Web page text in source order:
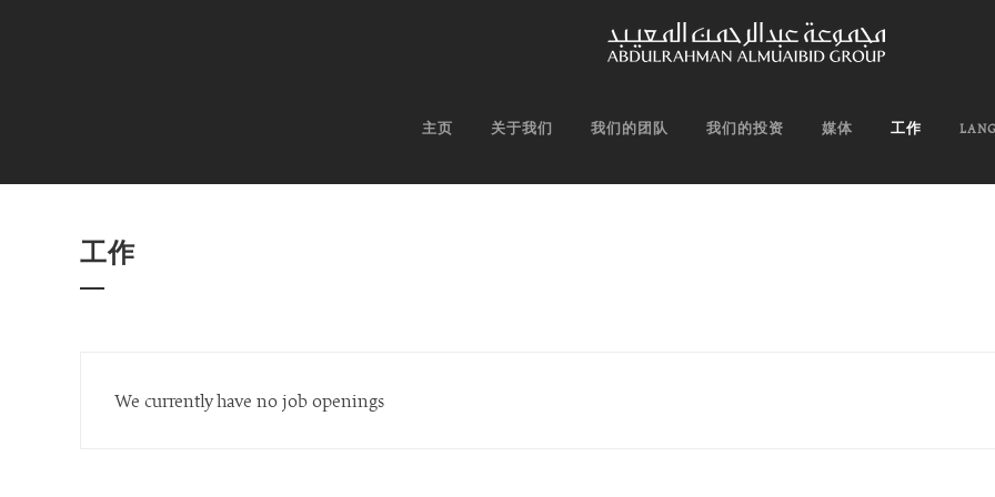
主页 关于我们 我们的团队 我们的投资 媒体 工作
工作
We currently have no job openings